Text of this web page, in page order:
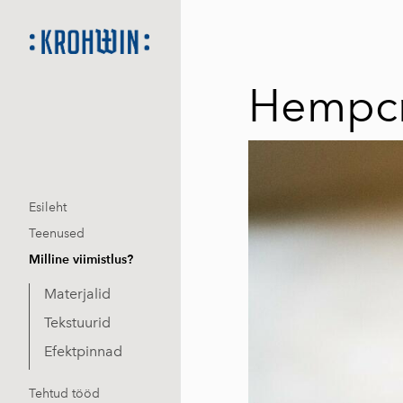
Esileht
Teenused
Milline viimistlus?
Materjalid
Tekstuurid
Efektpinnad
Tehtud tööd